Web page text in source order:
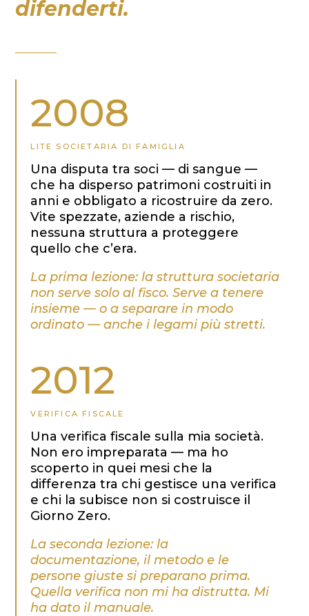
difenderti.
2008
LITE SOCIETARIA DI FAMIGLIA
Una disputa tra soci — di sangue —
che ha disperso patrimoni costruiti in
anni e obbligato a ricostruire da zero.
Vite spezzate, aziende a rischio,
nessuna struttura a proteggere
quello che c’era.
La prima lezione: la struttura societaria
non serve solo al fisco. Serve a tenere
insieme — o a separare in modo
ordinato — anche i legami più stretti.
2012
VERIFICA FISCALE
Una verifica fiscale sulla mia società.
Non ero impreparata — ma ho
scoperto in quei mesi che la
differenza tra chi gestisce una verifica
e chi la subisce non si costruisce il
Giorno Zero.
La seconda lezione: la
documentazione, il metodo e le
persone giuste si preparano prima.
Quella verifica non mi ha distrutta. Mi
ha dato il manuale.